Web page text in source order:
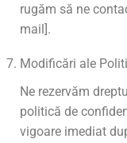
rugăm să ne
mail].
Modificări ale
Ne rezervăm
politică de
vigoare imediat